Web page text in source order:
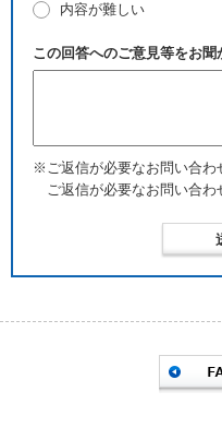
内容が難しい
この回答へのご意見等をお聞
※ご返信が必要なお問い合わ
ご返信が必要なお問い合わ